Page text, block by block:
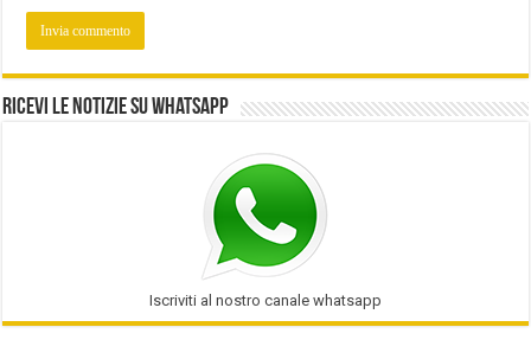
Ricevi le notizie su Whatsapp
Iscriviti al nostro canale whatsapp